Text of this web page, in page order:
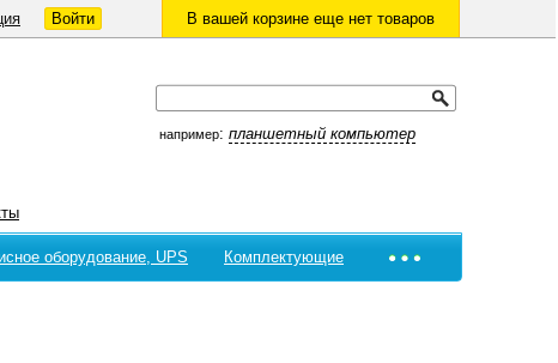
В вашей корзине еще нет товаров
Войти
например: планшетный компьютер
оборудование, UPS Комплектующие